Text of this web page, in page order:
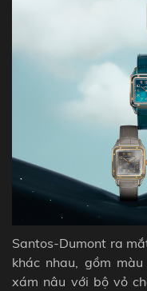
Santos-Dumont ra
khác nhau, gồm
xám nâu với bộ vỏ